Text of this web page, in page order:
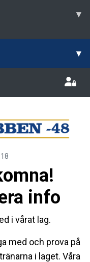
▾
▾
info
i vårat lag.
med och prova på
i laget. Våra